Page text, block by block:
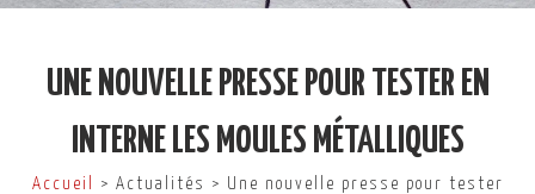
UNE NOUVELLE PRESSE POUR TESTER EN
INTERNE LES MOULES MÉTALLIQUES
Accueil
> Actualités > Une nouvelle presse pour tester